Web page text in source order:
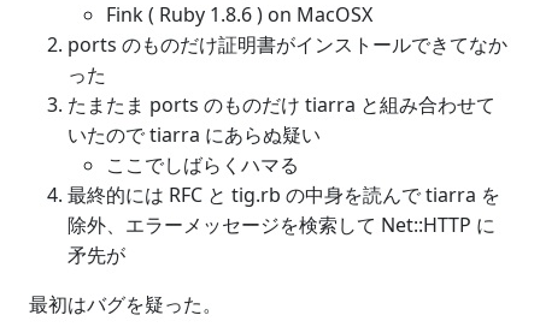
Fink ( Ruby 1.8.6 ) on MacOSX
ports のものだけ証明書がインストールできてなか
った
たまたま ports のものだけ tiarra と組み合わせて
いたので tiarra にあらぬ疑い
ここでしばらくハマる
最終的には RFC と tig.rb の中身を読んで tiarra を
除外、エラーメッセージを検索して Net::HTTP に
矛先が
最初はバグを疑った。